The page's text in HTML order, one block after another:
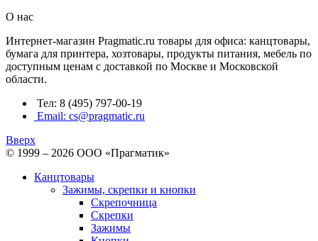
О нас
Интернет-магазин Pragmatic.ru товары для офиса: канцтовары,
бумага для принтера, хозтовары, продукты питания, мебель по
доступным ценам с доставкой по Москве и Московской
области.
Тел: 8 (495) 797-00-19
Email: cs@pragmatic.ru
Вверх
© 1999 – 2026 ООО «Прагматик»
Канцтовары
Зажимы, скрепки и кнопки
Скрепочница
Скрепки
Зажимы